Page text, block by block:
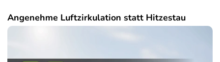
Angenehme Luftzirkulation statt Hitzestau